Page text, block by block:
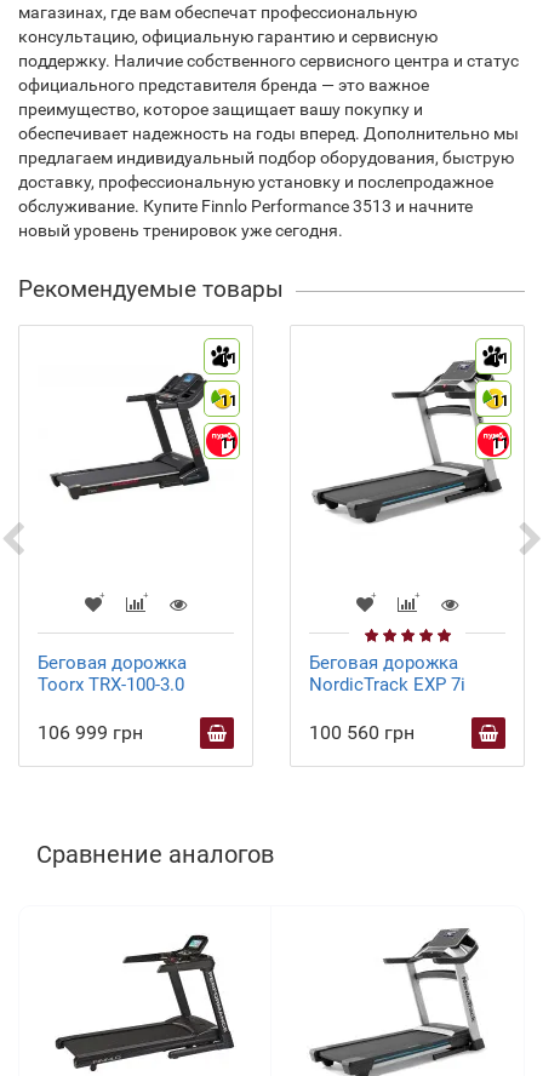
магазинах, где вам обеспечат профессиональную
консультацию, официальную гарантию и сервисную
поддержку. Наличие собственного сервисного центра и статус
официального представителя бренда — это важное
преимущество, которое защищает вашу покупку и
обеспечивает надежность на годы вперед. Дополнительно мы
предлагаем индивидуальный подбор оборудования, быструю
доставку, профессиональную установку и послепродажное
обслуживание. Купите Finnlo Performance 3513 и начните
новый уровень тренировок уже сегодня.
Рекомендуемые товары
11
11
11
Беговая дорожка
Toorx TRX-100-3.0
106 999 грн
11
11
11
Беговая дорожка
NordicTrack EXP 7i
100 560 грн
Сравнение аналогов